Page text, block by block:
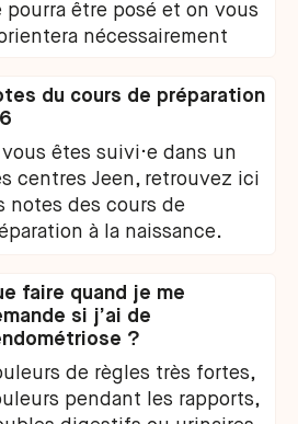
pourra être posé et on vous
nécessairement
des qualifications
du cours de préparation
vous êtes suivi·e dans un
centres Jeen, retrouvez ici
notes des cours de
à la naissance.
faire quand je me
si j’ai de
?
de règles très fortes,
pendant les rapports,